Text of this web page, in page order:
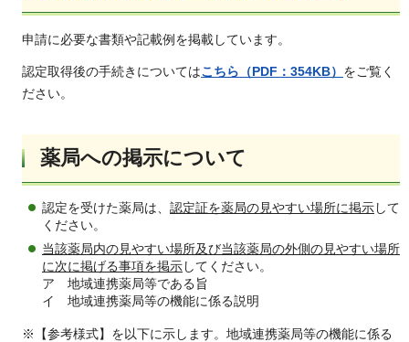
申請に必要な書類や記載例を掲載しています。
認定取得後の手続きについてはこちら（PDF：354KB） をご覧く
ださい。
薬局への掲示について
認定を受けた薬局は、 認定証を薬局の見やすい場所に掲示して
ください。
当該薬局内の見やすい場所及び当該薬局の外側の見やすい場所
に次に掲げる事項を掲示してください。
ア 地域連携薬局等である旨
イ 地域連携薬局等の機能に係る説明
※【参考様式】を以下に示します。地域連携薬局等の機能に係る